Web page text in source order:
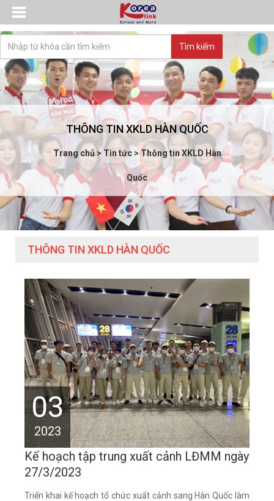
THÔNG TIN XKLD HÀN QUỐC
Trang chủ> Tin tức> Thông tin XKLD Hàn
Quốc
THÔNG TIN XKLD HÀN QUỐC
03
2023
Kế hoạch tập trung xuất cảnh LĐMM ngày
27/3/2023
Triển khai kế hoạch tổ chức xuất cảnh sang Hàn Quốc làm